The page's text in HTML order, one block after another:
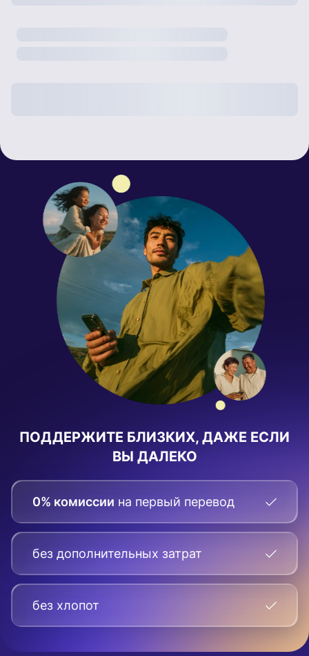
ПОДДЕРЖИТЕ БЛИЗКИХ, ДАЖЕ ЕСЛИ
ВЫ ДАЛЕКО
0% комиссии на первый перевод
без дополнительных затрат
без хлопот